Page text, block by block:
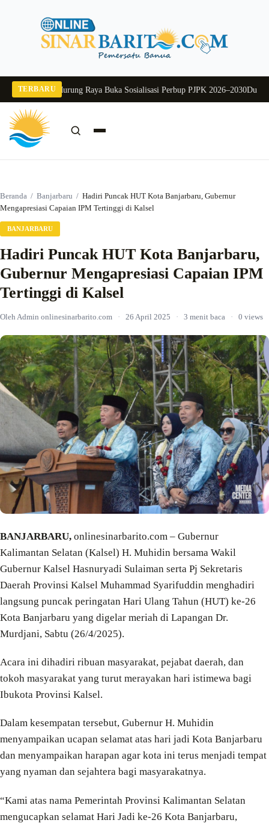
TERBARU
Pj Sekda Murung Raya Buka Sosialisasi Perbup PJPK 2026–2030Dukung
Beranda / Banjarbaru / Hadiri Puncak HUT Kota Banjarbaru, Gubernur
Mengapresiasi Capaian IPM Tertinggi di Kalsel
BANJARBARU
Hadiri Puncak HUT Kota Banjarbaru,
Gubernur Mengapresiasi Capaian IPM
Tertinggi di Kalsel
Oleh Admin onlinesinarbarito.com · 26 April 2025 · 3 menit baca · 0 views
BANJARBARU, onlinesinarbarito.com – Gubernur
Kalimantan Selatan (Kalsel) H. Muhidin bersama Wakil
Gubernur Kalsel Hasnuryadi Sulaiman serta Pj Sekretaris
Daerah Provinsi Kalsel Muhammad Syarifuddin menghadiri
langsung puncak peringatan Hari Ulang Tahun (HUT) ke-26
Kota Banjarbaru yang digelar meriah di Lapangan Dr.
Murdjani, Sabtu (26/4/2025).
Acara ini dihadiri ribuan masyarakat, pejabat daerah, dan
tokoh masyarakat yang turut merayakan hari istimewa bagi
Ibukota Provinsi Kalsel.
Dalam kesempatan tersebut, Gubernur H. Muhidin
menyampaikan ucapan selamat atas hari jadi Kota Banjarbaru
dan menyampaikan harapan agar kota ini terus menjadi tempat
yang nyaman dan sejahtera bagi masyarakatnya.
“Kami atas nama Pemerintah Provinsi Kalimantan Selatan
mengucapkan selamat Hari Jadi ke-26 Kota Banjarbaru,